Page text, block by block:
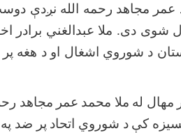
عمر مجاهد رحمه الله نږدې
شوی دی. ملا عبدالغني برادر
د شوروي اشغال او د هغه پر
مهال له ملا محمد عمر مجاهد
کې د شوروي اتحاد پر ضد په